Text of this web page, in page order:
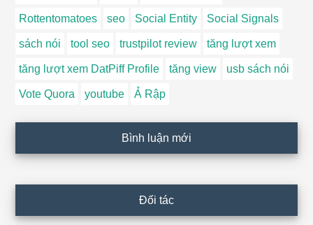
Rottentomatoes seo Social Entity Social Signals
sách nói tool seo trustpilot review tăng lượt xem
tăng lượt xem DatPiff Profile tăng view usb sách nói
Vote Quora youtube Ả Rập
Bình luận mới
Đối tác